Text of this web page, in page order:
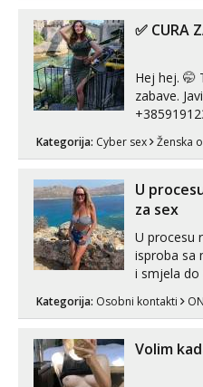
vjeruj mi,
✅ CURA
Hej hej. 🤭
zabave.
Whatsapp). 🤙 NE javljaj se
Hvala.
Kategorija: Cyber sex Ženska
U
za sex
U procesu
isproba sa
i smjela do
Kategorija: Osobni kontakti
Volim